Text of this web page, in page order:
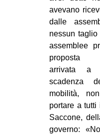
avevano
dalle
nessun
assemblee
proposta
arrivata a
scadenza
mobilità,
portare a tutti
Saccone,
governo: